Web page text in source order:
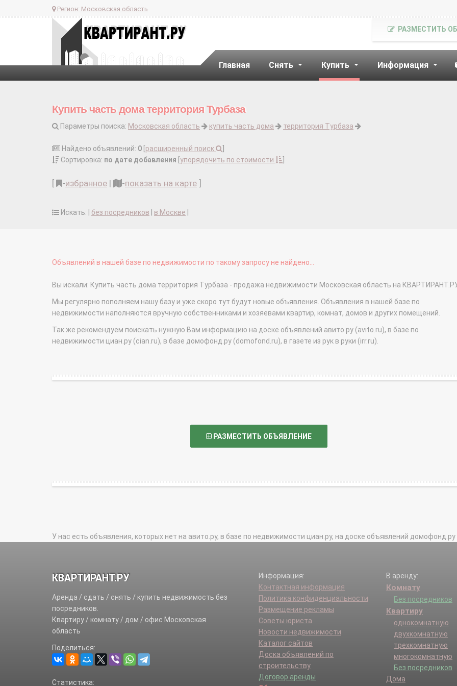
Регион: Московская область
Главная Снять Купить Информация
РАЗМЕСТИТЬ
Купить часть дома территория Турбаза
Параметры поиска: Московская область купить часть дома территория Турбаза
Найдено объявлений: 0 расширенный поиск
Сортировка: по дате добавления упорядочить по стоимости
-избранное | -показать на карте
Искать: | без посредников в Москве
Объявлений в нашей базе по недвижимости по такому запросу не найдено...
Вы искали: Купить часть дома территория Турбаза - продажа недвижимости Московская область на
Мы регулярно пополняем нашу базу и уже скоро тут будут новые объявления. Объявления в нашей базе по
недвижимости наполняются вручную собственниками и хозяевами квартир, комнат, домов и других помещений.
Так же рекомендуем поискать нужную Вам информацию на доске объявлений авито.ру (avito.ru), в базе по
недвижимости циан.ру (cian.ru), в базе домофонд.ру (domofond.ru), в газете из рук в руки (irr.ru).
РАЗМЕСТИТЬ ОБЪЯВЛЕНИЕ
У нас есть объявления, которых нет на авито.ру, в базе по недвижимости циан.ру, на доске объявлений домофонд.ру
КВАРТИРАНТ.РУ
Аренда / сдать / снять / купить недвижимость без
посредников.
Квартиру / комнату / дом / офис Московская
область
Поделиться:
Статистика:
Информация:
Контактная информация
Политика конфиденциальности
Размещение рекламы
Советы юриста
Новости недвижимости
Каталог сайтов
Доска объявлений по
строительству
Договор аренды
В аренду:
Комнату
Без посредников
Квартиру
однокомнатную
двухкомнатную
трехкомнатную
многокомнатную
Без посредников
Дома